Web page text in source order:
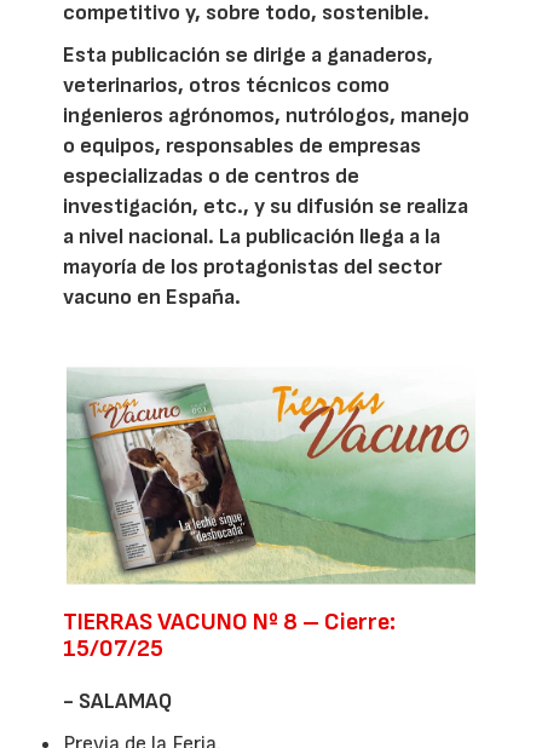
competitivo y, sobre todo, sostenible.
Esta publicación se dirige a ganaderos,
veterinarios, otros técnicos como
ingenieros agrónomos, nutrólogos, manejo
o equipos, responsables de empresas
especializadas o de centros de
investigación, etc., y su difusión se realiza
a nivel nacional. La publicación llega a la
mayoría de los protagonistas del sector
vacuno en España.
TIERRAS VACUNO Nº 8 – Cierre:
15/07/25
- SALAMAQ